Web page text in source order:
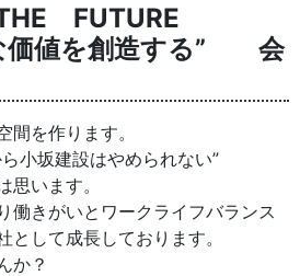
FUTURE
価値を創造する” 会
間を作ります。
小坂建設はやめられない”
思います。
働きがいとワークライフバランス
して成長しております。
か？